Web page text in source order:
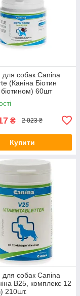
для собак Canina
(Каніна Біотин
60шт
₴ 2 023 ₴
Купити
для собак Canina
В25, комплекс 12
210шт.